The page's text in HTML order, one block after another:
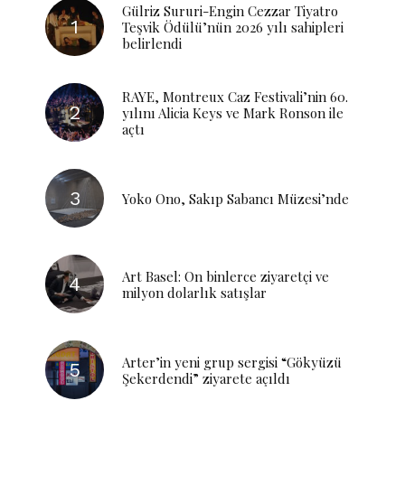
Gülriz Sururi-Engin Cezzar Tiyatro
Teşvik Ödülü’nün 2026 yılı sahipleri
belirlendi
RAYE, Montreux Caz Festivali’nin 60.
yılını Alicia Keys ve Mark Ronson ile
açtı
Yoko Ono, Sakıp Sabancı Müzesi’nde
Art Basel: On binlerce ziyaretçi ve
milyon dolarlık satışlar
Arter’in yeni grup sergisi “Gökyüzü
Şekerdendi” ziyarete açıldı